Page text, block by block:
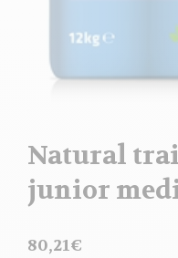
Natural
junior
80,21€